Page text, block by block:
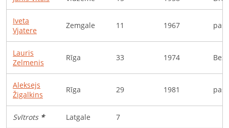
Iveta
Vjatere
Zemgale 11 1967
Lauris
Zelmenis
Rīga 33 1974
Aleksejs
Žigalkins
Rīga 29 1981
Svītrots* Latgale 7